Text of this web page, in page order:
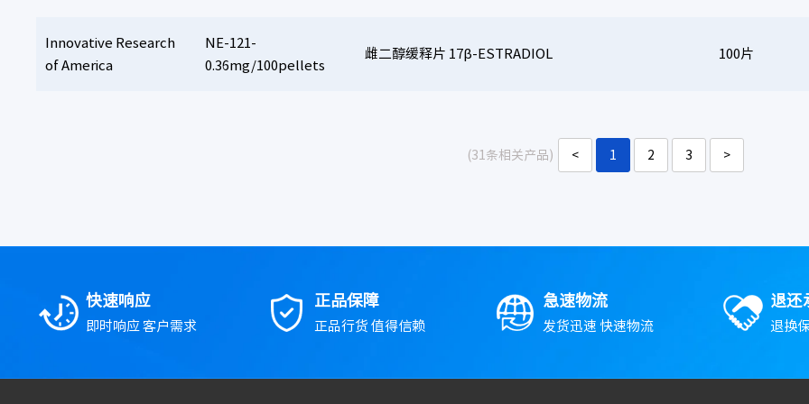
Innovative Research
of America
NE-121-
0.36mg/100pellets
雌二醇缓释片 17β-ESTRADIOL 100片
(31条相关产品) < 1 2 3 >
快速响应
即时响应 客户需求
正品保障
正品行货 值得信赖
急速物流
发货迅速 快速物流
退还
退换